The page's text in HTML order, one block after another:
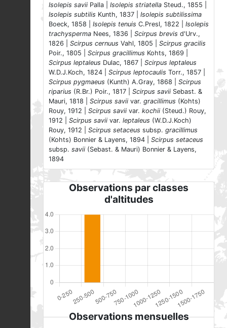
Isolepis savii Palla | Isolepis striatella Steud., 1855 |
Isolepis subtilis Kunth, 1837 | Isolepis subtilissima
Boeck, 1858 | Isolepis tenuis C.Presl, 1822 | Isolepis
trachysperma Nees, 1836 | Scirpus brevis d'Urv.,
1826 | Scirpus cernuus Vahl, 1805 | Scirpus gracilis
Poir., 1805 | Scirpus gracillimus Kohts, 1869 |
Scirpus leptaleus Dulac, 1867 | Scirpus leptaleus
W.D.J.Koch, 1824 | Scirpus leptocaulis Torr., 1857 |
Scirpus pygmaeus (Kunth) A.Gray, 1868 | Scirpus
riparius (R.Br.) Poir., 1817 | Scirpus savii Sebast. &
Mauri, 1818 | Scirpus savii var. gracillimus (Kohts)
Rouy, 1912 | Scirpus savii var. kochii (Steud.) Rouy,
1912 | Scirpus savii var. leptaleus (W.D.J.Koch)
Rouy, 1912 | Scirpus setaceus subsp. gracillimus
(Kohts) Bonnier & Layens, 1894 | Scirpus setaceus
subsp. savii (Sebast. & Mauri) Bonnier & Layens,
1894
Observations par classes
d'altitudes
Observations mensuelles